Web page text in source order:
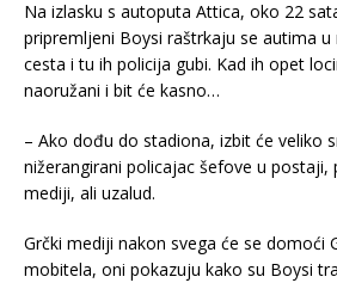
Na izlasku s autoputa Attica, oko 22
pripremljeni Boysi raštrkaju se autima u
cesta i tu ih policija gubi. Kad ih opet
naoružani i bit će kasno…
– Ako dođu do stadiona, izbit će veliko
nižerangirani policajac šefove u postaji,
mediji, ali uzalud.
Grčki mediji nakon svega će se domoći
mobitela, oni pokazuju kako su Boysi